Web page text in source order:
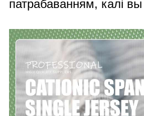
патрабаванням, калі